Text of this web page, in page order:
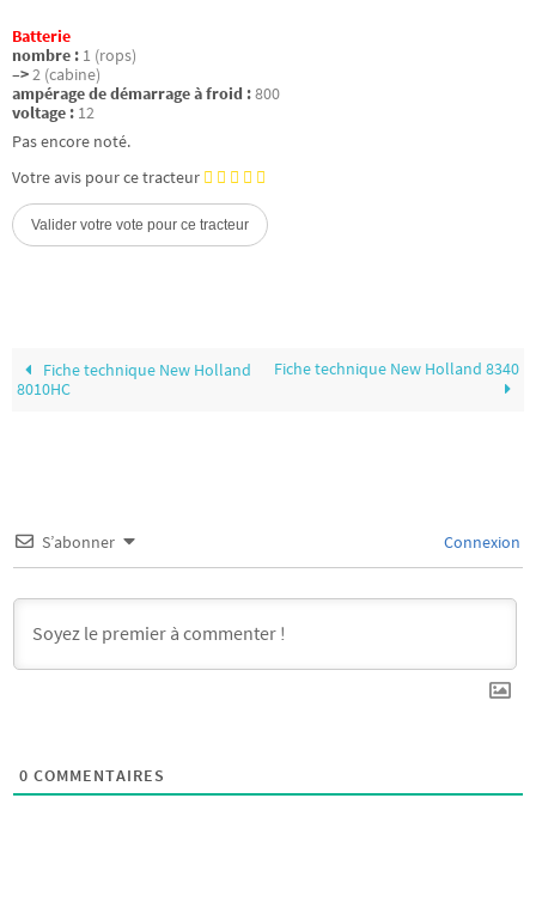
Batterie
nombre : 1 (rops)
–>2 (cabine)
ampérage de démarrage à froid :800
voltage : 12
Pas encore noté.
Votre avis pour ce tracteur
Fiche technique New Holland
8010HC
Fiche technique New Holland 8340
S’abonner Connexion
0 COMMENTAIRES